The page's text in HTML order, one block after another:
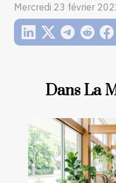
Mercredi 23 février
Dans La